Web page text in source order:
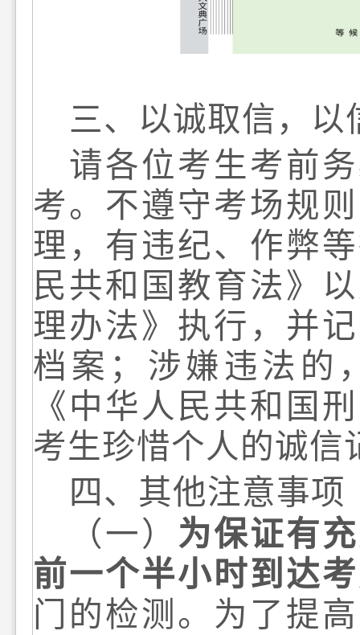
三、以诚取信，以
请各位考生考前
考。不遵守考场规
理，有违纪、作弊
民共和国教育法》
理办法》执行，并
档案；涉嫌违法的
《中华人民共和国
考生珍惜个人的诚信
四 、其他注意事项
（一） 为保证有
前一个半小时到达
门的检测 。 为了提高